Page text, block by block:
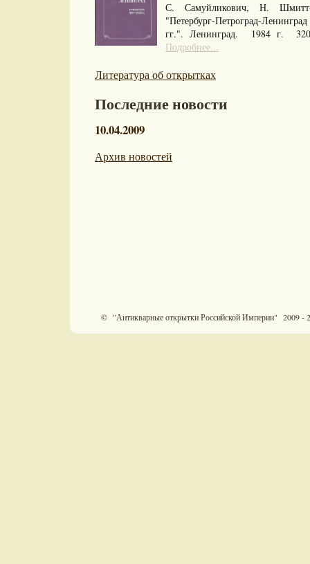
С. Самуйликович, Н.
"Петербург-Петроград-
гг.". Ленинград. 1984 г.
Подробнее...
Литература об открытках
Последние новости
10.04.2009
Архив новостей
© "Антикварные открытки Российской Империи" 2009 -